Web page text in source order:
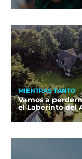
MIENTRAS TANTO
Vamos a
el Laberinto del